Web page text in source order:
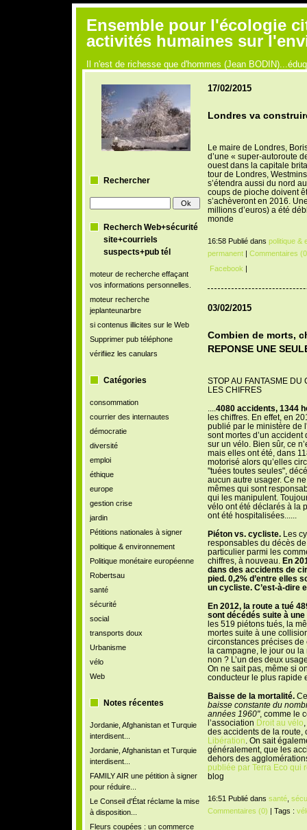
Ensemble pour l'écologie
activités humaines sur
Il n'est de richesse que d'hommes (Jean
Rechercher
Recherch Web+sécurité
site+courriels
suspects+pub tél
moteur de recherche effaçant
vos informations personnelles.
moteur recherche
jeplanteunarbre
si contenus illicites sur le Web
Supprimer pub téléphone
vérifiiez les canulars
Catégories
consommation
courrier des internautes
démocratie
diversité
emploi
éthique
europe
gestion crise
jardin
Pétitions nationales à signer
politique & environnement
Politique monétaire européenne
Robertsau
santé
sécurité
social
transports doux
Urbanisme
vélo
Web
Notes récentes
Jordanie, Afghanistan et Turquie
interdisent...
Jordanie, Afghanistan et Turquie
interdisent...
FAMILY AIR une pétition à signer
pour réduire...
Le Conseil d'État réclame la mise
à disposition...
Fleurs coupées : un commerce
17/02/2015
Londres va
Le maire de Londres,
d’une « super-autoroute
ouest dans la capitale
tour de Londres,
s’étendra aussi du nord
coups de pioche doivent
s’achèveront en 2016.
millions d’euros) a été
monde
16:58 Publié dans politique &
permanent| Commentaires
Facebook |
03/02/2015
Combien de morts,
REPONSE UNE
STOP AU FANTASME DU
LES CHIFRES
4080 accidents, 1344
les chiffres. En effet, en
publié par le ministère de
sont mortes d’un
sur un vélo. Bien sûr, ce
mais elles ont été, dans
motorisé alors qu’elles
"tuées toutes seules",
aucun autre usager. Ce
mêmes qui sont
qui les manipulent.
vélo ont été déclarés à la
ont été hospitalisées......
Piéton vs. cycliste.Les
responsables du décès
particulier parmi les
chiffres, à nouveau. En
dans des accidents de
pied. 0,2% d’entre elles
un cycliste. C’est-à-dire
En 2012, la route a tué
sont décédés suite à
les 519 piétons tués, la
mortes suite à une
circonstances précises
la campagne, le jour ou
non ? L’un des deux
On ne sait pas, même si
conducteur le plus rapide
Baisse de la mortalité.Ce
baisse constante du
années 1960", comme le
l’association Droit au vélo
des accidents de la route,
Libération . On sait
généralement, que les
dehors des
publiée par Terra Eco qui
blog
16:51 Publié dans santé,
Commentaires (0) | Tags :